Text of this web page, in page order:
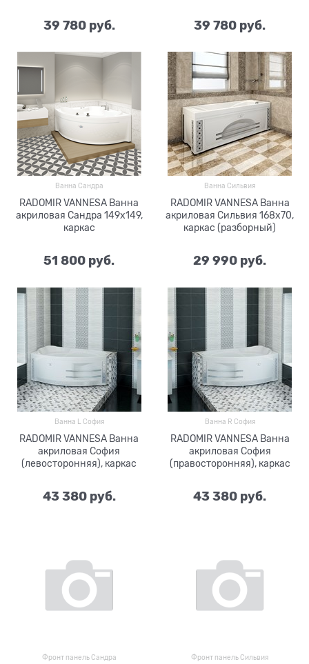
39 780 руб. 39 780 руб.
Ванна Сандра
RADOMIR VANNESA Ванна
акриловая Сандра 149х149,
каркас
51 800 руб.
Ванна Сильвия
RADOMIR VANNESA Ванна
акриловая Сильвия 168х70,
каркас (разборный)
29 990 руб.
Ванна L София
RADOMIR VANNESA Ванна
акриловая София
(левосторонняя), каркас
43 380 руб.
Ванна R София
RADOMIR VANNESA Ванна
акриловая София
(правосторонняя), каркас
43 380 руб.
Фронт панель Сандра Фронт панель Сильвия